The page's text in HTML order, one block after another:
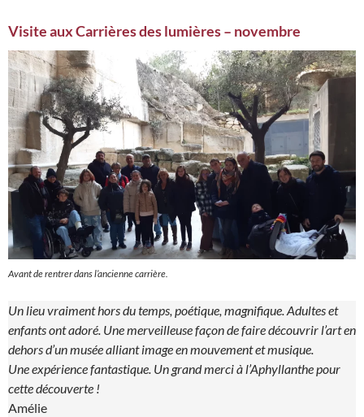
Visite aux Carrières des lumières – novembre
Avant de rentrer dans l’ancienne carrière.
Un lieu vraiment hors du temps, poétique, magnifique. Adultes et
enfants ont adoré. Une merveilleuse façon de faire découvrir l’art en
dehors d’un musée alliant image en mouvement et musique.
Une expérience fantastique. Un grand merci à l’Aphyllanthe pour
cette découverte !
Amélie